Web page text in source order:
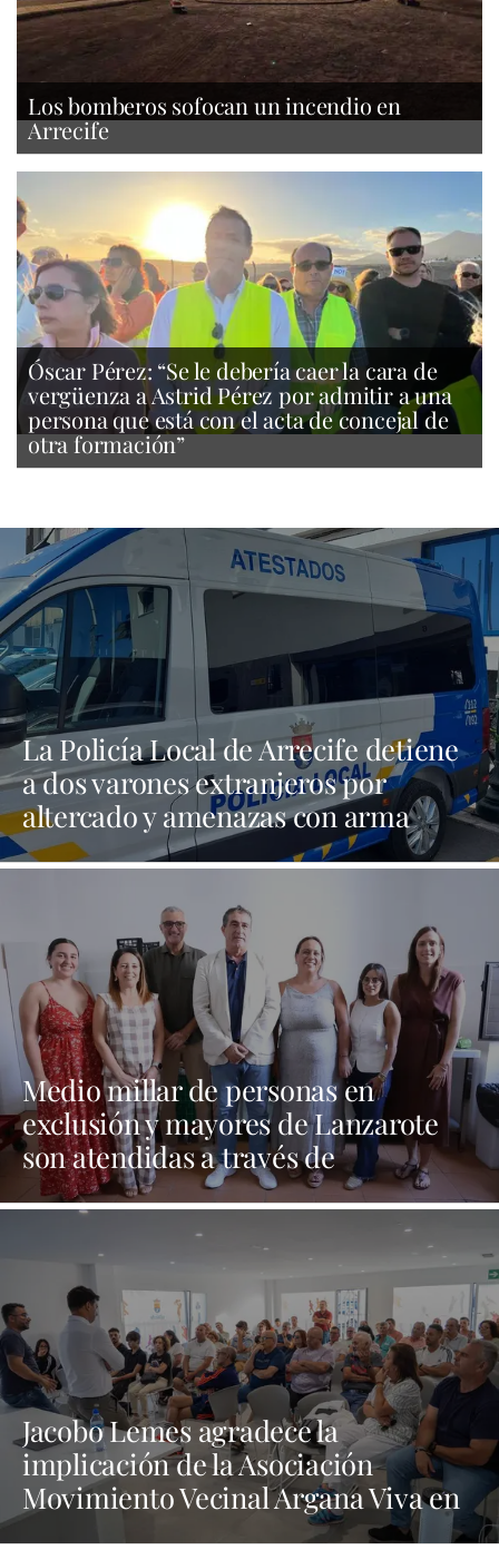
Los bomberos sofocan un incendio en
Arrecife
Óscar Pérez: “Se le debería caer la cara de
vergüenza a Astrid Pérez por admitir a una
persona que está con el acta de concejal de
otra formación”
La Policía Local de Arrecife detiene
a dos varones extranjeros por
altercado y amenazas con arma
blanca
Medio millar de personas en
exclusión y mayores de Lanzarote
son atendidas a través de
programas sociales
Jacobo Lemes agradece la
implicación de la Asociación
Movimiento Vecinal Argana Viva en
la lucha contra los vertidos incívicos